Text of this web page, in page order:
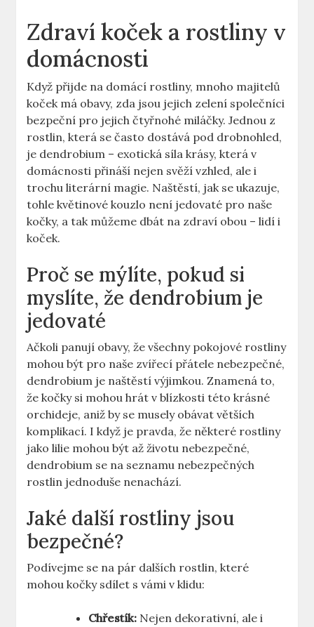
Zdraví koček a rostliny v
domácnosti
Když přijde na domácí rostliny, mnoho majitelů
koček má obavy, zda jsou jejich zelení společníci
bezpeční pro jejich čtyřnohé miláčky. Jednou z
rostlin, která se často dostává pod drobnohled,
je dendrobium – exotická síla krásy, která v
domácnosti přináší nejen svěží vzhled, ale i
trochu literární magie. Naštěstí, jak se ukazuje,
tohle květinové kouzlo není jedovaté pro naše
kočky, a tak můžeme dbát na zdraví obou – lidí i
koček.
Proč se mýlíte, pokud si
myslíte, že dendrobium je
jedovaté
Ačkoli panují obavy, že všechny pokojové rostliny
mohou být pro naše zvířecí přátele nebezpečné,
dendrobium je naštěstí výjimkou. Znamená to,
že kočky si mohou hrát v blízkosti této krásné
orchideje, aniž by se musely obávat větších
komplikací. I když je pravda, že některé rostliny
jako lilie mohou být až životu nebezpečné,
dendrobium se na seznamu nebezpečných
rostlin jednoduše nenachází.
Jaké další rostliny jsou
bezpečné?
Podívejme se na pár dalších rostlin, které
mohou kočky sdílet s vámi v klidu:
Chřestík: Nejen dekorativní, ale i